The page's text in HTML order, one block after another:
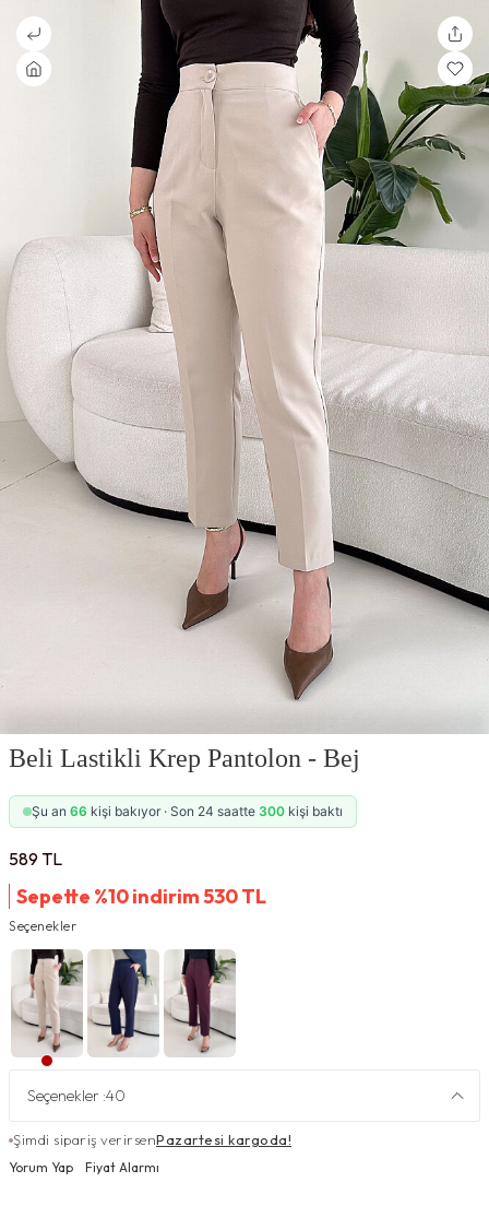
Beli Lastikli Krep Pantolon - Bej
Şu an 66 kişi bakıyor · Son 24 saatte 300 kişi baktı
589TL
Sepette %10 indirim530TL
Seçenekler
Seçenekler :40
Şimdi sipariş verirsenPazartesi kargoda!
Yorum Yap Fiyat Alarmı